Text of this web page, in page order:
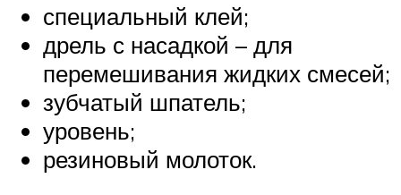
специальный клей;
дрель с насадкой – для
перемешивания жидких смесей;
зубчатый шпатель;
уровень;
резиновый молоток.